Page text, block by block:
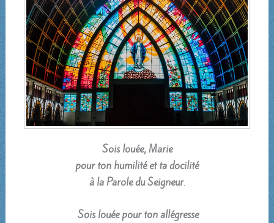
Sois louée, Marie
pour ton humilité et ta docilité
à la Parole du Seigneur.
Sois louée pour ton allégresse